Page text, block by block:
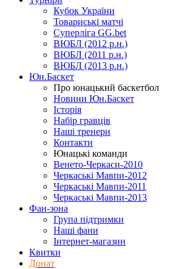
Кубок України
Товариські матчі
Суперліга GG.bet
ВЮБЛ (2012 р.н.)
ВЮБЛ (2011 р.н.)
ВЮБЛ (2013 р.н.)
Юн.Баскет
Про юнацький баскетбол
Новини Юн.Баскет
Історія
Набір гравців
Наші тренери
Контакти
Юнацькі команди
Венето-Черкаси-2010
Черкаські Мавпи-2012
Черкаські Мавпи-2011
Черкаські Мавпи-2013
Фан-зона
Група підтримки
Наші фани
Інтернет-магазин
Квитки
Донат